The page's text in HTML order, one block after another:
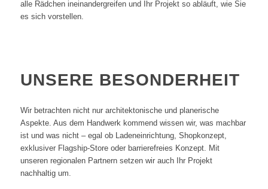
alle Rädchen ineinandergreifen und Ihr Projekt so abläuft, wie Sie
es sich vorstellen.
UNSERE BESONDERHEIT
Wir betrachten nicht nur architektonische und planerische
Aspekte. Aus dem Handwerk kommend wissen wir, was machbar
ist und was nicht – egal ob Ladeneinrichtung, Shopkonzept,
exklusiver Flagship-Store oder barrierefreies Konzept. Mit
unseren regionalen Partnern setzen wir auch Ihr Projekt
nachhaltig um.